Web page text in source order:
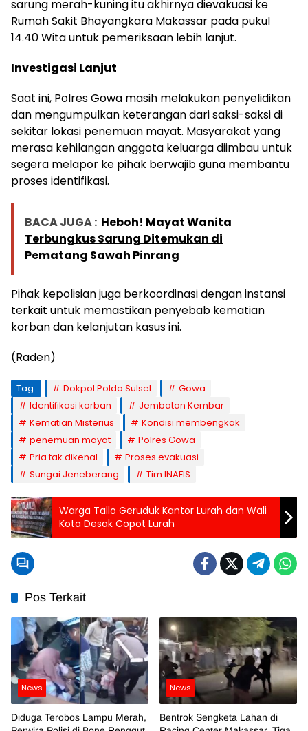
sarung merah-kuning itu akhirnya dievakuasi ke
Rumah Sakit Bhayangkara Makassar pada pukul
14.40 Wita untuk pemeriksaan lebih lanjut.
Investigasi Lanjut
Saat ini, Polres Gowa masih melakukan penyelidikan
dan mengumpulkan keterangan dari saksi-saksi di
sekitar lokasi penemuan mayat. Masyarakat yang
merasa kehilangan anggota keluarga diimbau untuk
segera melapor ke pihak berwajib guna membantu
proses identifikasi.
BACA JUGA : Heboh! Mayat Wanita
Terbungkus Sarung Ditemukan di
Pematang Sawah Pinrang
Pihak kepolisian juga berkoordinasi dengan instansi
terkait untuk memastikan penyebab kematian
korban dan kelanjutan kasus ini.
(Raden)
Tag: Dokpol Polda Sulsel
Gowa
Identifikasi korban
Jembatan Kembar
Kematian Misterius
Kondisi membengkak
penemuan mayat
Polres Gowa
Pria tak dikenal
Proses evakuasi
Sungai Jeneberang
Tim INAFIS
Warga Tallo Geruduk Kantor Lurah dan Wali
Kota Desak Copot Lurah
Pos Terkait
News
Diduga Terobos Lampu Merah,
News
Bentrok Sengketa Lahan di